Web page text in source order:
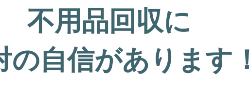
不用品回収に
の自信があります！